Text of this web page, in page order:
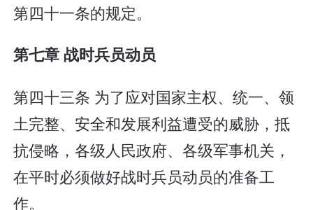
第四十一条的规定。
第七章 战时兵员动员
第四十三条 为了应对国家主权、统一、领
土完整、安全和发展利益遭受的威胁，抵
抗侵略，各级人民政府、各级军事机关，
在平时必须做好战时兵员动员的准备工
作。